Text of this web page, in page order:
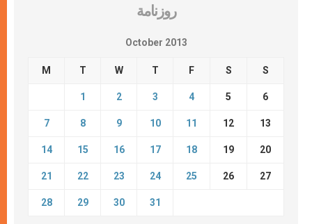
روزنامة
October 2013
M T W T F S S
1 2 3 4 5 6
7 8 9 10 11 12 13
14 15 16 17 18 19 20
21 22 23 24 25 26 27
28 29 30 31